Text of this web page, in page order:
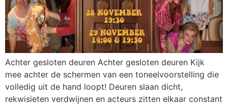
Achter gesloten deuren Achter gesloten deuren Kijk
mee achter de schermen van een toneelvoorstelling die
volledig uit de hand loopt! Deuren slaan dicht,
rekwisieten verdwijnen en acteurs zitten elkaar constant